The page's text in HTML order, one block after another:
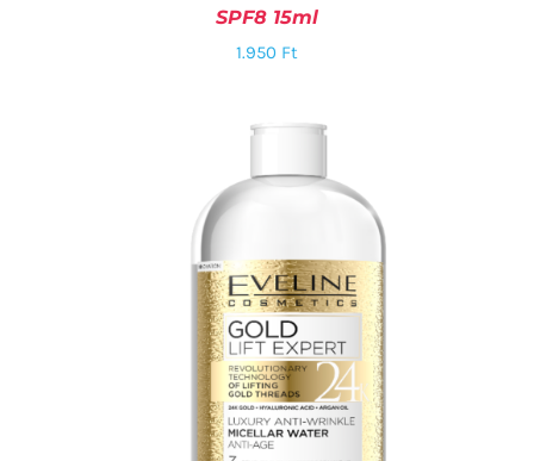
KOSÁRBA TESZEM RÉSZLETEK
SPF8 15ml
1.950 Ft